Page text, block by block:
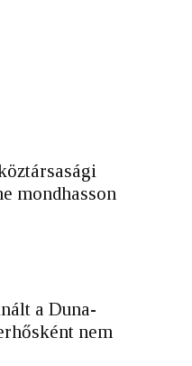
mondhasson
a Duna-
nem